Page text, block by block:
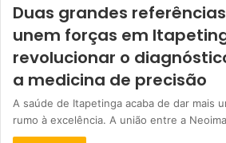
Duas grandes
unem forças em
revolucionar o
a medicina de precisão
A saúde de Itapetinga acaba de dar mais
rumo à excelência. A união entre a